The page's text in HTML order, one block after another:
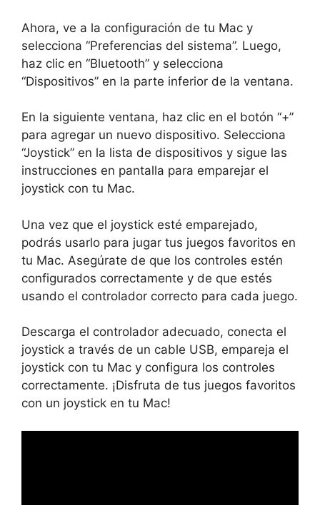
Ahora, ve a la configuración de tu Mac y
selecciona “Preferencias del sistema”. Luego,
haz clic en “Bluetooth” y selecciona
“Dispositivos” en la parte inferior de la ventana.
En la siguiente ventana, haz clic en el botón “+”
para agregar un nuevo dispositivo. Selecciona
“Joystick” en la lista de dispositivos y sigue las
instrucciones en pantalla para emparejar el
joystick con tu Mac.
Una vez que el joystick esté emparejado,
podrás usarlo para jugar tus juegos favoritos en
tu Mac. Asegúrate de que los controles estén
configurados correctamente y de que estés
usando el controlador correcto para cada juego.
Descarga el controlador adecuado, conecta el
joystick a través de un cable USB, empareja el
joystick con tu Mac y configura los controles
correctamente. ¡Disfruta de tus juegos favoritos
con un joystick en tu Mac!